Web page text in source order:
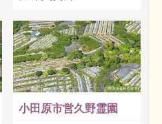
小田原市営久野霊園